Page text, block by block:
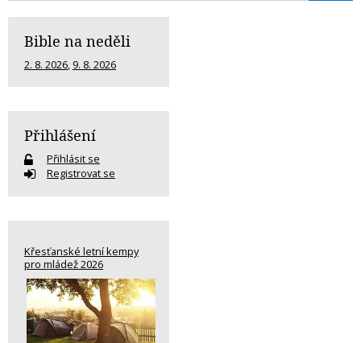
Bible na neděli
2. 8. 2026, 9. 8. 2026
Přihlášení
Přihlásit se
Registrovat se
Křesťanské letní kempy
pro mládež 2026